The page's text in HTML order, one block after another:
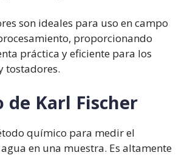
son ideales para uso en campo
proporcionando
práctica y eficiente para los
tostadores.
de Karl Fischer
químico para medir el
en una muestra. Es altamente